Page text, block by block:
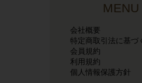
MENU
会社概要
特定商取引法に基づ
会員規約
利用規約
個人情報保護方針